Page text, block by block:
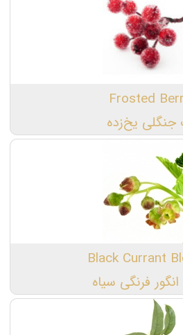
Frosted
جنگلی یخ‌زده
Black Currant
فرنگی سیاه